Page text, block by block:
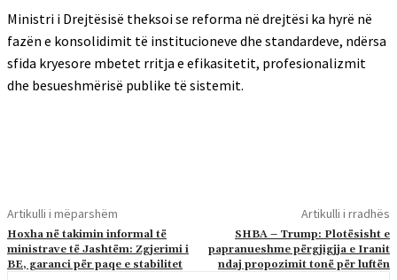
Ministri i Drejtësisë theksoi se reforma në drejtësi ka hyrë në
fazën e konsolidimit të institucioneve dhe standardeve, ndërsa
sfida kryesore mbetet rritja e efikasitetit, profesionalizmit
dhe besueshmërisë publike të sistemit.
Artikulli i mëparshëm
Hoxha në takimin informal të
ministrave të Jashtëm: Zgjerimi i
BE, garanci për paqe e stabilitet
Artikulli i rradhës
SHBA – Trump: Plotësisht e
papranueshme përgjigjja e Iranit
ndaj propozimit tonë për luftën